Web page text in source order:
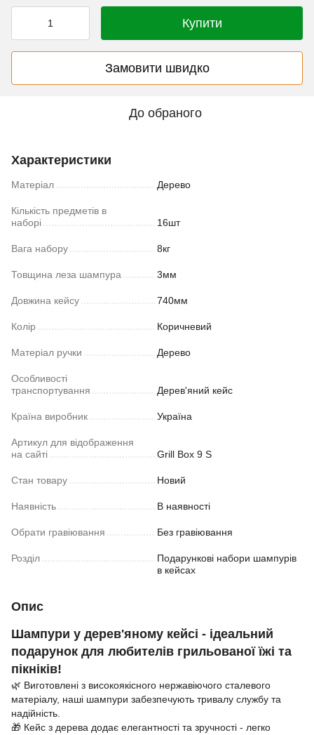
Купити
Замовити швидко
До обраного
Характеристики
Матеріал Дерево
Кількість предметів в
наборі
16шт
Вага набору 8кг
Товщина леза шампура 3мм
Довжина кейсу 740мм
Колір Коричневий
Матеріал ручки Дерево
Особливості
транспортування
Дерев'яний кейс
Країна виробник Україна
Артикул для відображення
на сайті
Grill Box 9 S
Стан товару Новий
Наявність В наявності
Обрати гравіювання Без гравіювання
Розділ
Подарункові набори шампурів
в кейсах
Опис
Шампури у дерев'яному кейсі - ідеальний
подарунок для любителів грильованої їжі та
пікніків!
🌿 Виготовлені з високоякісного нержавіючого сталевого
матеріалу, наші шампури забезпечують тривалу службу та
надійність.
🎁 Кейс з дерева додає елегантності та зручності - легко